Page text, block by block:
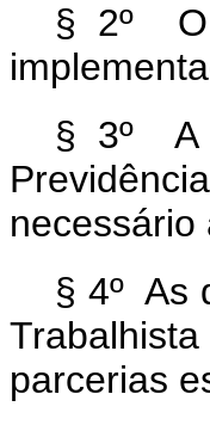
§ 2º O
§ 3º A
necessário
§ 4º As
parcerias